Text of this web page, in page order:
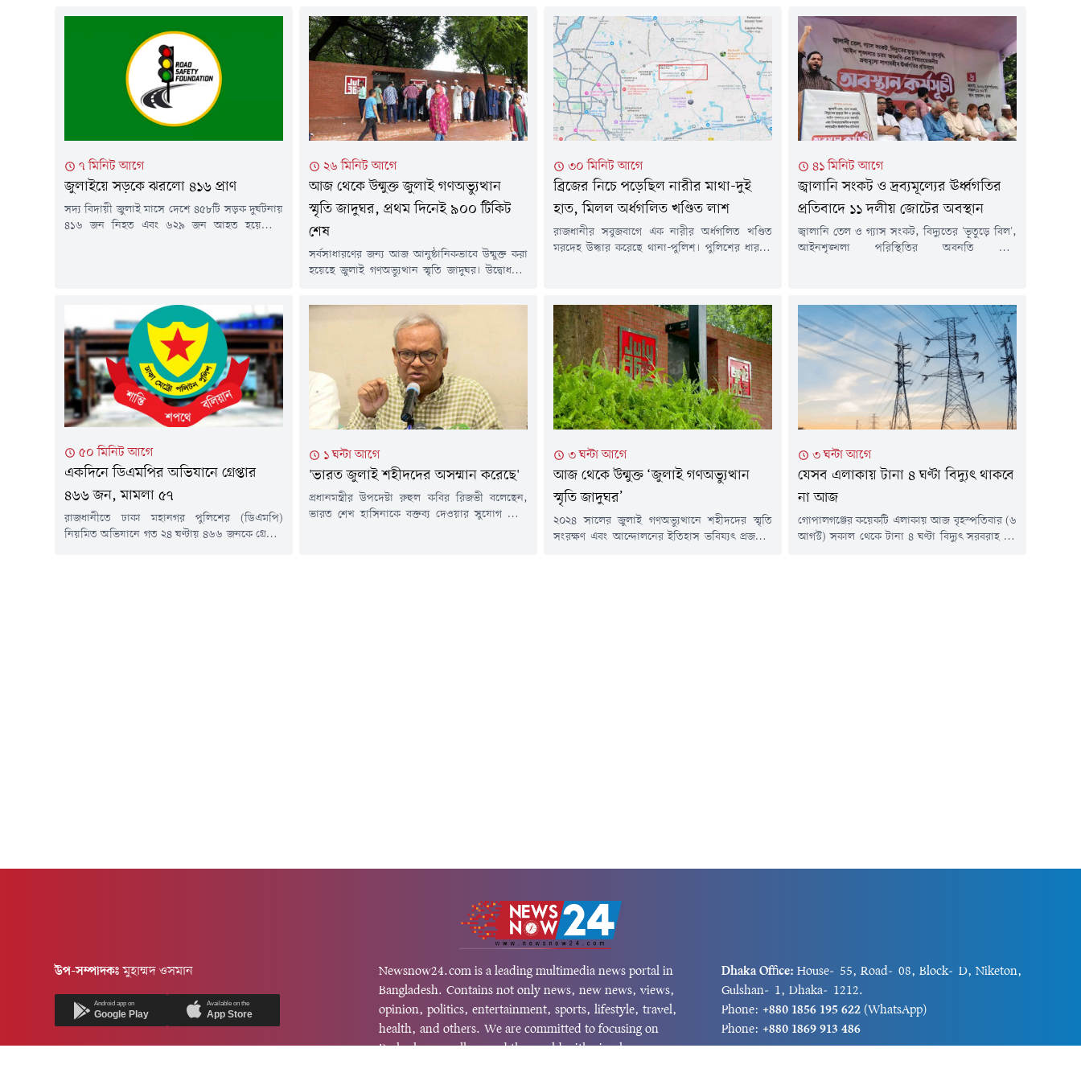
৭ মিনিট আগে
জুলাইয়ে সড়কে ঝরলো ৪১৬ প্রাণ
সদ্য বিদায়ী জুলাই মাসে দেশে ৪৫৮টি সড়ক দুর্ঘটনায়
৪১৬ জন নিহত এবং ৬২৯ জন আহত হয়েছেন।
বৃহস্পতিবার (৬ আগস্ট) রোড সেফটি ফাউন্ডেশনের
প্রকাশিত মাসিক...
২৬ মিনিট আগে
আজ থেকে উন্মুক্ত জুলাই গণঅভ্যুত্থান
স্মৃতি জাদুঘর, প্রথম দিনেই ৯০০ টিকিট
শেষ
সর্বসাধারণের জন্য আজ আনুষ্ঠানিকভাবে উন্মুক্ত করা
হয়েছে জুলাই গণঅভ্যুত্থান স্মৃতি জাদুঘর। উদ্বোধনের
ব্যাপক আগ্রহের প্রমাণ মিলেছে। দিনের জন্য নির্ধারিত
৯০০টি টিকিট উদ্বোধনের পরপরই বিক্রি হয়ে যায়।
এরফলে সকাল থেকেই জাদুঘর ঘিরে উৎসবমুখর
পরিবেশের সৃষ্টি হয়।এর আগে, বুধবার (৫ আগস্ট)
সকালে প্রধানমন্ত্রী তারেক রহমান...
৩০ মিনিট আগে
ব্রিজের নিচে পড়েছিল নারীর মাথা-দুই
হাত, মিলল অর্ধগলিত খণ্ডিত লাশ
রাজধানীর সবুজবাগে এক নারীর অর্ধগলিত খণ্ডিত
মরদেহ উদ্ধার করেছে থানা-পুলিশ। পুলিশের ধারণা,
নারীর মরদেহ উদ্ধার করে থানা-পুলিশ। বিষয়টি
নিশ্চিত করে সবুজবাগ থানার অফিসার ইনচার্জ (ওসি)
সাইফুল ইসলাম বলেন,...
৪১ মিনিট আগে
জ্বালানি সংকট ও দ্রব্যমূল্যের ঊর্ধ্বগতির
প্রতিবাদে ১১ দলীয় জোটের অবস্থান
জ্বালানি তেল ও গ্যাস সংকট, বিদ্যুতের 'ভূতুড়ে বিল',
আইনশৃঙ্খলা পরিস্থিতির অবনতি এবং
রাজধানীর পল্টনে এ কর্মসূচি শুরু হয়। কর্মসূচিকে
কেন্দ্র করে পল্টন জিরো পয়েন্ট এলাকায় তীব্র
যানজটের সৃষ্টি হয়েছে। বিভিন্ন রাজনৈতিক দলের
নেতাকর্মীরা...
৫০ মিনিট আগে
একদিনে ডিএমপির অভিযানে গ্রেপ্তার
৪৬৬ জন, মামলা ৫৭
রাজধানীতে ঢাকা মহানগর পুলিশের (ডিএমপি)
নিয়মিত অভিযানে গত ২৪ ঘণ্টায় ৪৬৬ জনকে গ্রেপ্তার
১ ঘন্টা আগে
'ভারত জুলাই শহীদদের অসম্মান করেছে'
প্রধানমন্ত্রীর উপদেষ্টা রুহুল কবির রিজভী বলেছেন,
ভারত শেখ হাসিনাকে বক্তব্য দেওয়ার সুযোগ দিয়ে
৩ ঘন্টা আগে
আজ থেকে উন্মুক্ত ‘জুলাই গণঅভ্যুত্থান
স্মৃতি জাদুঘর’
২০২৪ সালের জুলাই গণঅভ্যুত্থানে শহীদদের স্মৃতি
সংরক্ষণ এবং আন্দোলনের ইতিহাস ভবিষ্যৎ প্রজন্মের
৩ ঘন্টা আগে
যেসব এলাকায় টানা ৪ ঘণ্টা বিদ্যুৎ থাকবে
না আজ
গোপালগঞ্জের কয়েকটি এলাকায় আজ বৃহস্পতিবার (৬
আগস্ট) সকাল থেকে টানা ৪ ঘণ্টা বিদ্যুৎ সরবরাহ বন্ধ
উপ-সম্পাদকঃমুহাম্মদ ওসমান
Android app on
Google Play
Available on the
App Store
Newsnow24.com is a leading multimedia news portal in
Bangladesh. Contains not only news, new news, views,
opinion, politics, entertainment, sports, lifestyle, travel,
health, and others. We are committed to focusing on
Probash news all around the world with visuals.
Dhaka Office: House-55, Road-08, Block-D, Niketon,
Gulshan-1, Dhaka-1212.
Phone: +880 1856 195 622 (WhatsApp)
Phone: +880 1869 913 486